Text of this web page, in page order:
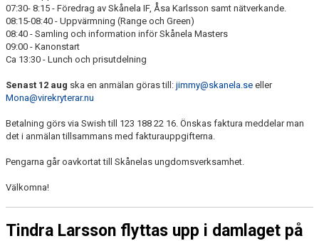
07:30- 8:15 - Föredrag av Skånela IF, Åsa Karlsson samt nätverkande.
08:15-08:40 - Uppvärmning (Range och Green)
08:40 - Samling och information inför Skånela Masters
09:00 - Kanonstart
Ca 13:30 - Lunch och prisutdelning
Senast 12 aug ska en anmälan göras till: jimmy@skanela.se eller
Mona@virekryterar.nu
Betalning görs via Swish till 123 188 22 16. Önskas faktura meddelar man
det i anmälan tillsammans med fakturauppgifterna.
Pengarna går oavkortat till Skånelas ungdomsverksamhet.
Välkomna!
Tindra Larsson flyttas upp i damlaget på